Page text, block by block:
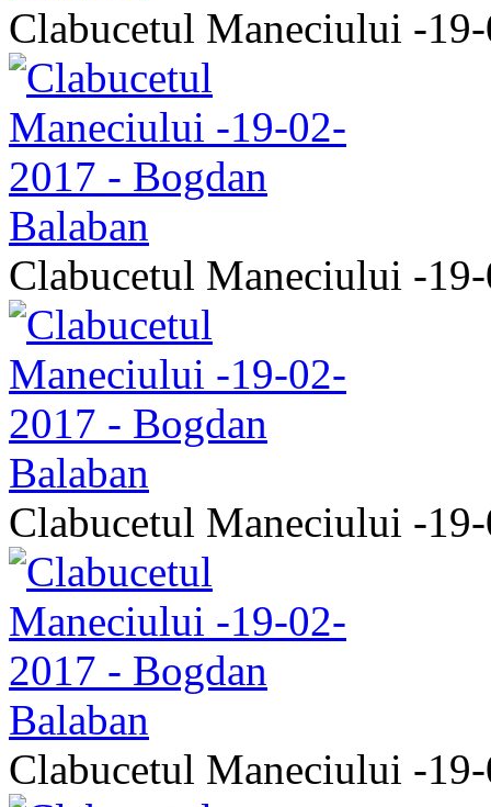
Clabucetul Maneciului -
Clabucetul Maneciului -
Clabucetul Maneciului -
Clabucetul Maneciului -